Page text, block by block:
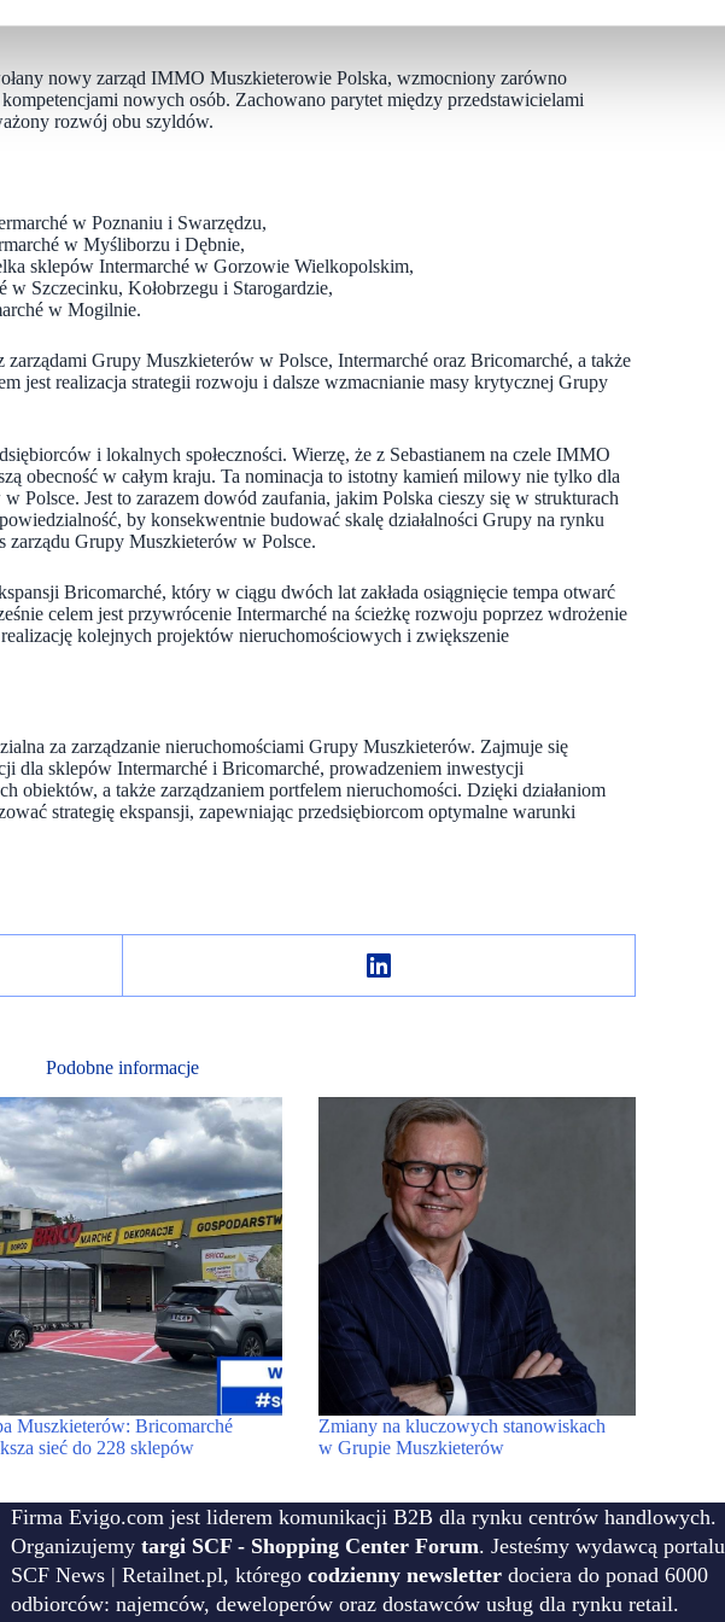
nowy zarząd IMMO Muszkieterowie Polska, wzmocniony zarówno
nowych osób. Zachowano parytet między przedstawicielami
rozwój obu szyldów.
w Poznaniu i Swarzędzu,
w Myśliborzu i Dębnie,
sklepów Intermarché w Gorzowie Wielkopolskim,
Szczecinku, Kołobrzegu i Starogardzie,
w Mogilnie.
Grupy Muszkieterów w Polsce, Intermarché oraz Bricomarché, a także
jest realizacja strategii rozwoju i dalsze wzmacnianie masy krytycznej Grupy
i lokalnych społeczności. Wierzę, że z Sebastianem na czele IMMO
obecność w całym kraju. Ta nominacja to istotny kamień milowy nie tylko dla
Polsce. Jest to zarazem dowód zaufania, jakim Polska cieszy się w strukturach
by konsekwentnie budować skalę działalności Grupy na rynku
zarządu Grupy Muszkieterów w Polsce.
Bricomarché, który w ciągu dwóch lat zakłada osiągnięcie tempa otwarć
celem jest przywrócenie Intermarché na ścieżkę rozwoju poprzez wdrożenie
kolejnych projektów nieruchomościowych i zwiększenie
za zarządzanie nieruchomościami Grupy Muszkieterów. Zajmuje się
dla sklepów Intermarché i Bricomarché, prowadzeniem inwestycji
obiektów, a także zarządzaniem portfelem nieruchomości. Dzięki działaniom
strategię ekspansji, zapewniając przedsiębiorcom optymalne warunki
Podobne informacje
Muszkieterów: Bricomarché
sieć do 228 sklepów
Zmiany na kluczowych stanowiskach
w Grupie Muszkieterów
Firma Evigo.com jest liderem komunikacji B2B dla rynku centrów handlowych.
Organizujemy targi SCF - Shopping Center Forum. Jesteśmy wydawcą portalu
SCF News | Retailnet.pl, którego codzienny newsletter dociera do ponad 6000
odbiorców: najemców, deweloperów oraz dostawców usług dla rynku retail.